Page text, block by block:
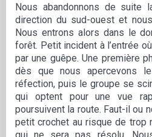
Nous abandonnons de suite
direction du sud-ouest et
Nous entrons alors dans le
forêt. Petit incident à l’entrée
par une guêpe. Une première
dès que nous apercevons
réfection, puis le groupe se
qui optent pour une vue
poursuivent la route. Faut-il ou
petit crochet au risque de trop